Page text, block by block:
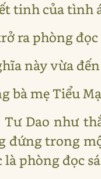
tinh của tình
ra phòng đọc
này vừa
bà mẹ Tiểu
Dao như
đứng trong
là phòng đọc